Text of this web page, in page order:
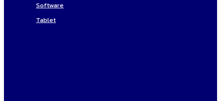
Software
Tablet